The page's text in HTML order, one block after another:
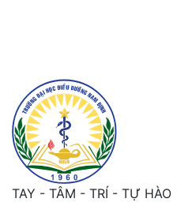
TAY - TÂM - TRÍ - TỰ HÀO